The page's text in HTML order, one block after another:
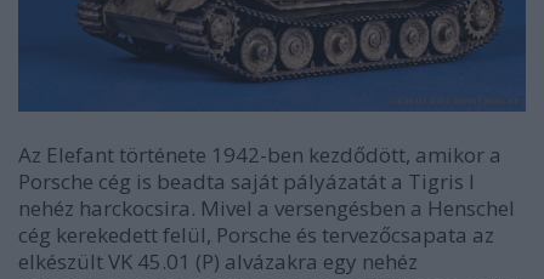
Az Elefant története 1942-ben kezdődött, amikor a
Porsche cég is beadta saját pályázatát a Tigris I
nehéz harckocsira. Mivel a versengésben a Henschel
cég kerekedett felül, Porsche és tervezőcsapata az
elkészült VK 45.01 (P) alvázakra egy nehéz